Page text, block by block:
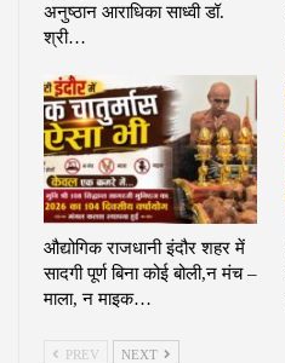
अनुष्ठान आराधिका साध्वी डॉ.
श्री…
औद्योगिक राजधानी इंदौर शहर में
सादगी पूर्ण बिना कोई बोली,न मंच –
माला, न माइक…
PREV NEXT